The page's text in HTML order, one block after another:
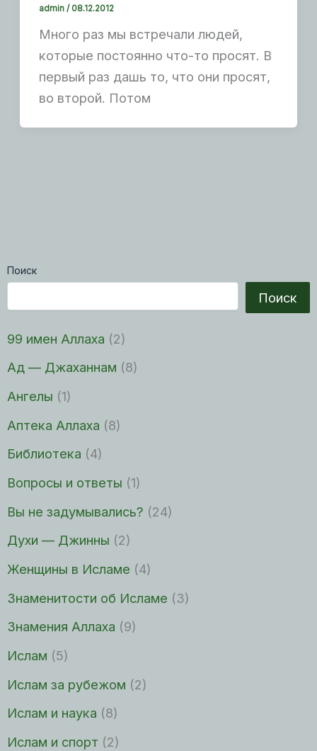
Поиск
Поиск
99 имен Аллаха (2)
Ад — Джаханнам (8)
Ангелы (1)
Аптека Аллаха (8)
Библиотека (4)
Вопросы и ответы (1)
Вы не задумывались? (24)
Духи — Джинны (2)
Женщины в Исламе (4)
Знаменитости об Исламе (3)
Знамения Аллаха (9)
Ислам (5)
Ислам за рубежом (2)
Ислам и наука (8)
Ислам и спорт (2)
admin/ 08.12.2012
Много раз мы встречали людей,
которые постоянно что-то просят. В
первый раз дашь то, что они просят,
во второй. Потом